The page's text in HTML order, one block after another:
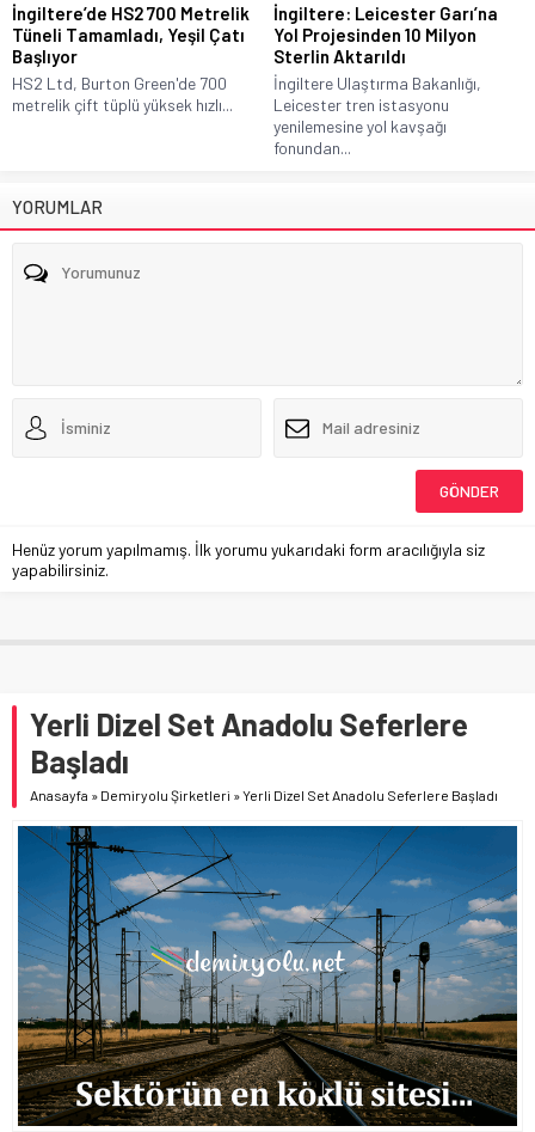
İngiltere’de HS2 700 Metrelik
Tüneli Tamamladı, Yeşil Çatı
Başlıyor
HS2 Ltd, Burton Green'de 700
metrelik çift tüplü yüksek hızlı...
İngiltere: Leicester Garı’na
Yol Projesinden 10 Milyon
Sterlin Aktarıldı
İngiltere Ulaştırma Bakanlığı,
Leicester tren istasyonu
yenilemesine yol kavşağı
fonundan...
YORUMLAR
Henüz yorum yapılmamış. İlk yorumu yukarıdaki form aracılığıyla siz
yapabilirsiniz.
Yerli Dizel Set Anadolu Seferlere
Başladı
Anasayfa » Demiryolu Şirketleri »Yerli Dizel Set Anadolu Seferlere Başladı